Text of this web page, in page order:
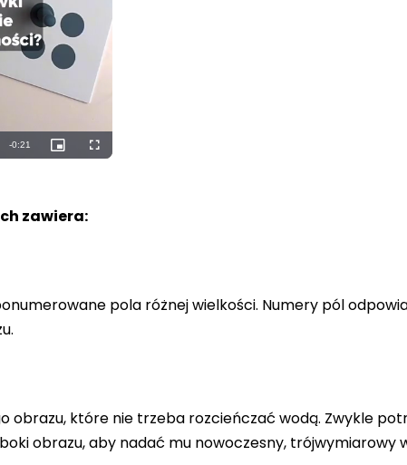
Remaining
-0:19
Picture-
in-
Fullscreen
zawiera:
pola różnej wielkości. Numery pól
obrazu, które nie trzeba rozcieńczać wodą. Zwykle
obrazu, aby nadać mu nowoczesny, trójwymiarowy